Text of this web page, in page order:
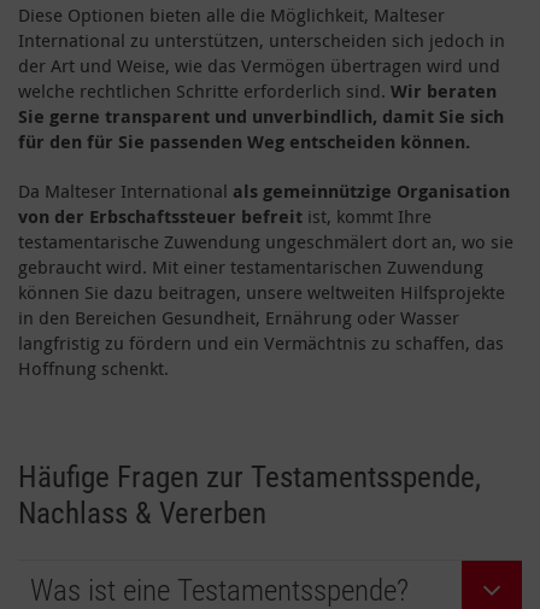
Diese Optionen bieten alle die Möglichkeit, Malteser
International zu unterstützen, unterscheiden sich jedoch in
der Art und Weise, wie das Vermögen übertragen wird und
welche rechtlichen Schritte erforderlich sind. Wir beraten
Sie gerne transparent und unverbindlich, damit Sie sich
für den für Sie passenden Weg entscheiden können.
Da Malteser International als gemeinnützige Organisation
von der Erbschaftssteuer befreit ist, kommt Ihre
testamentarische Zuwendung ungeschmälert dort an, wo sie
gebraucht wird. Mit einer testamentarischen Zuwendung
können Sie dazu beitragen, unsere weltweiten Hilfsprojekte
in den Bereichen Gesundheit, Ernährung oder Wasser
langfristig zu fördern und ein Vermächtnis zu schaffen, das
Hoffnung schenkt.
Häufige Fragen zur Testamentsspende,
Nachlass & Vererben
Was ist eine Testamentsspende?